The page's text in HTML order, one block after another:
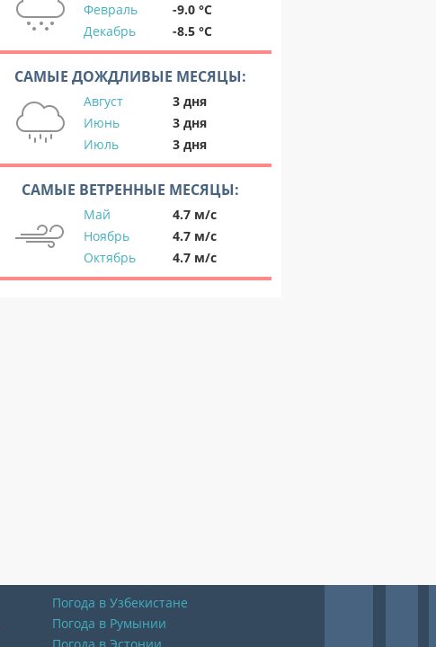
Февраль
-9.0 °C
Декабрь
-8.5 °C
САМЫЕ ДОЖДЛИВЫЕ МЕСЯЦЫ:
Август
3 дня
Июнь
3 дня
Июль
3 дня
САМЫЕ ВЕТРЕННЫЕ МЕСЯЦЫ:
Май
4.7 м/с
Ноябрь
4.7 м/с
Октябрь
4.7 м/с
Погода в Узбекистане
Погода в Румынии